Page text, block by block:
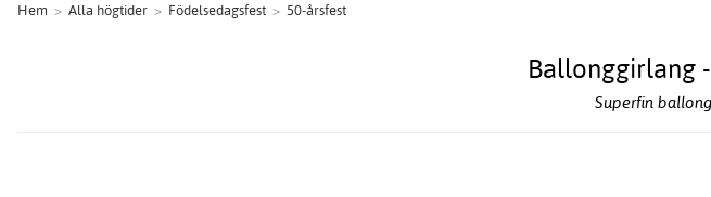
Hem > Alla högtider > Födelsedagsfest > 50-årsfest
Ballonggirlang
Superfin